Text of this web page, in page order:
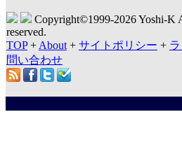
Copyright©1999-2026 Yoshi-K
reserved.
TOP+ About + サイトポリシー +
問い合わせ